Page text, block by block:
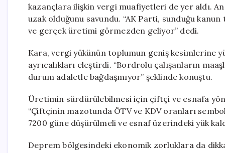
kazançlara ilişkin vergi muafiyetleri de yer aldı.
uzak olduğunu savundu. “AK Parti, sunduğu kanun
ve gerçek üretimi görmezden geliyor” dedi.
Kara, vergi yükünün toplumun geniş kesimlerine
ayrıcalıkları eleştirdi. “Bordrolu çalışanların
durum adaletle bağdaşmıyor” şeklinde konuştu.
Üretimin sürdürülebilmesi için çiftçi ve esnafa
“Çiftçinin mazotunda ÖTV ve KDV oranları
7200 güne düşürülmeli ve esnaf üzerindeki yük
Deprem bölgesindeki ekonomik zorluklara da